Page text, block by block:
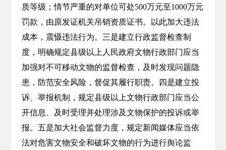
质等级；情节严重的对单位可处500万元至1000万元
罚款，由原发证机关吊销资质证书。以此加大违法
成本，震慑违法行为。三是建立行政监督检查制
度，明确规定县级以上人民政府文物行政部门应当
加强对不可移动文物的监督检查，及时发现问题隐
患，防范安全风险，督促其履行职责。四是建立投
诉、举报机制，规定县级以上文物行政部门应当公
开信息、及时受理并处理涉及文物保护的投诉或举
报。五是加大社会监督力度，规定新闻媒体应当依
法对危害文物安全和破坏文物的行为进行舆论监